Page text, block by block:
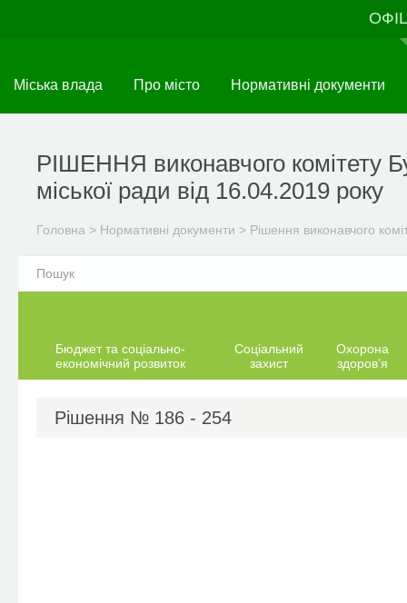
Міська влада Про місто Нормативні документи
РІШЕННЯ виконавчого комітету
міської ради від 16.04.2019 року
Головна > Нормативні документи > Рішення виконавчого
Бюджет та соціально-
економічний розвиток
Соціальний
захист
Охорона
здоров’я
Рішення № 186 - 254